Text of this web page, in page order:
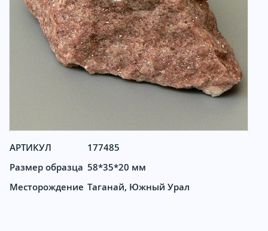
АРТИКУЛ
177485
Размер образца 58*35*20 мм
Месторождение Таганай, Южный Урал